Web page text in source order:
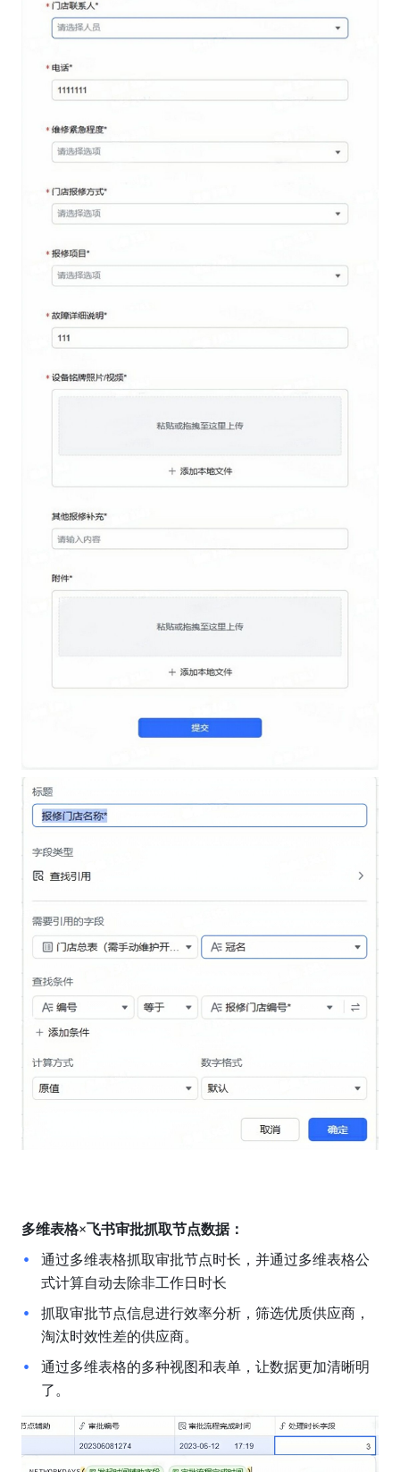
多维表格×飞书审批抓取节点数据：
通过多维表格抓取审批节点时长，并通过多维表格公
式计算自动去除非工作日时长
抓取审批节点信息进行效率分析，筛选优质供应商，
淘汰时效性差的供应商。
通过多维表格的多种视图和表单，让数据更加清晰明
了。